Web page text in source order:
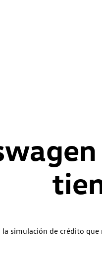
la simulación de crédito